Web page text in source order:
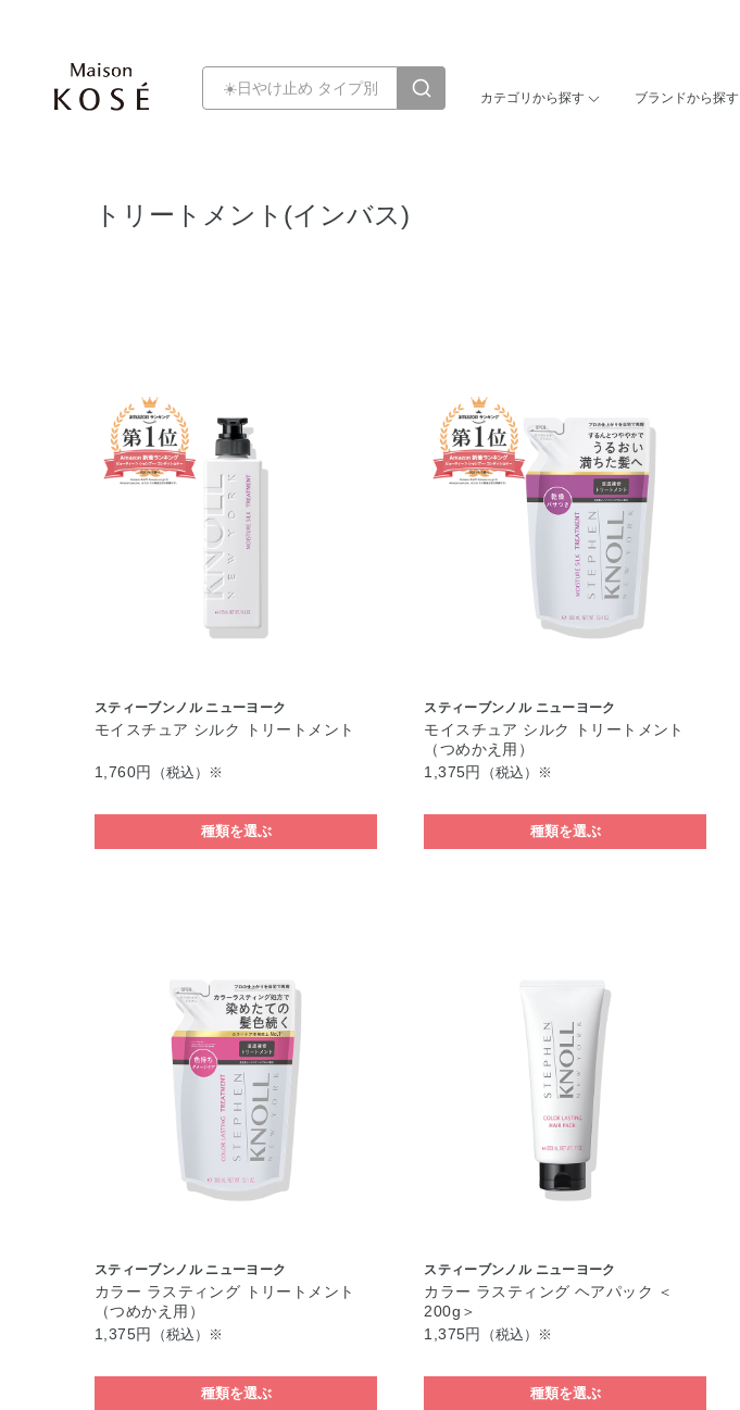
カテゴリから探す ブランドから探す
トリートメント(インバス)
スティーブンノル ニューヨーク
モイスチュア シルク トリートメント
1,760円 （税込）※
種類を選ぶ
スティーブンノル ニューヨーク
モイスチュア シルク トリートメント
（つめかえ用）
1,375円
（税込）※
種類を選ぶ
スティーブンノル ニューヨーク
カラー ラスティング トリートメント
（つめかえ用）
1,375円
（税込）※
種類を選ぶ
スティーブンノル ニューヨーク
カラー ラスティング ヘアパック ＜
200g＞
1,375円
（税込）※
種類を選ぶ